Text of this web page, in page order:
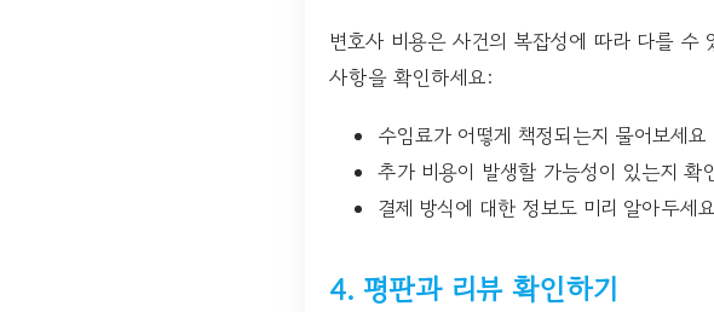
변호사 비용은 사건의 복잡성에 따라 다를 수
사항을 확인하세요:
수임료가 어떻게 책정되는지 물어보세
추가 비용이 발생할 가능성이 있는지 확
결제 방식에 대한 정보도 미리 알아두세
4. 평판과 리뷰 확인하기